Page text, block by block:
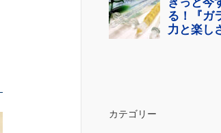
カテゴリー